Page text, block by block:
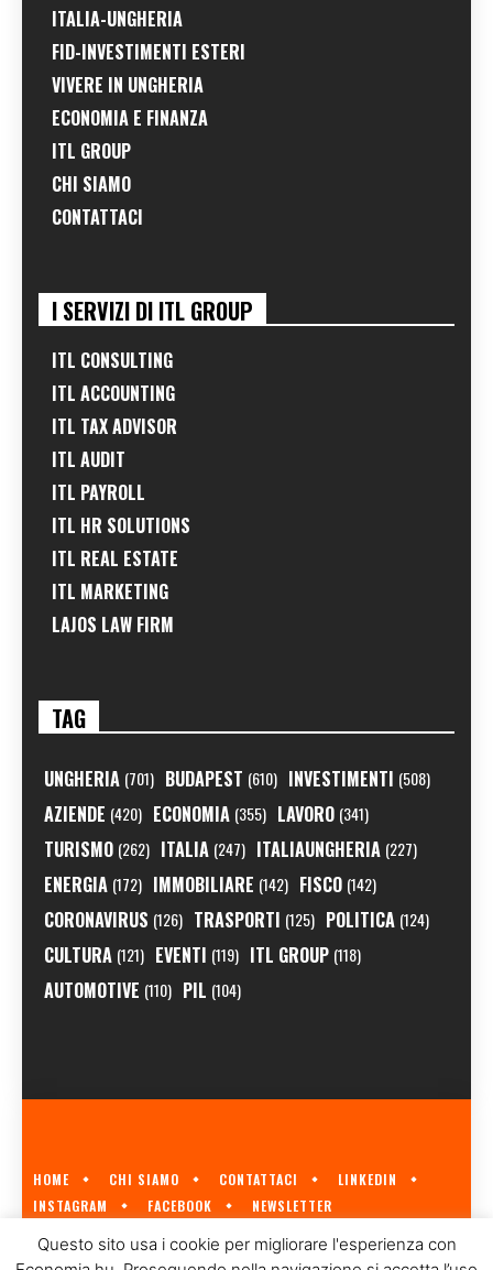
ITALIA-UNGHERIA
FID-INVESTIMENTI ESTERI
VIVERE IN UNGHERIA
ECONOMIA E FINANZA
ITL GROUP
CHI SIAMO
CONTATTACI
I SERVIZI DI ITL GROUP
ITL CONSULTING
ITL ACCOUNTING
ITL TAX ADVISOR
ITL AUDIT
ITL PAYROLL
ITL HR SOLUTIONS
ITL REAL ESTATE
ITL MARKETING
LAJOS LAW FIRM
TAG
UNGHERIA (701) BUDAPEST (610) INVESTIMENTI (508)
AZIENDE (420) ECONOMIA (355) LAVORO (341)
TURISMO (262) ITALIA (247) ITALIAUNGHERIA (227)
ENERGIA (172) IMMOBILIARE (142) FISCO (142)
CORONAVIRUS (126) TRASPORTI (125) POLITICA (124)
CULTURA (121) EVENTI (119) ITL GROUP (118)
AUTOMOTIVE (110) PIL (104)
HOME CHI SIAMO CONTATTACI
LINKEDIN
INSTAGRAM
FACEBOOK NEWSLETTER
ECONOMIA.HU È IL PRIMO GIORNALE ITALIANO SULL'ECONOMIA UNGHERESE
A CURA DIITL GROUP© 2023
Questo sito usa i cookie per migliorare l'esperienza con